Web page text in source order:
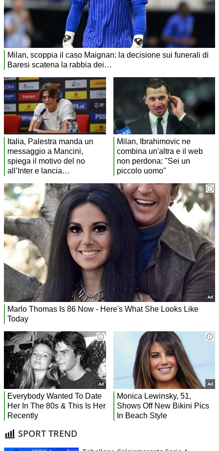
SPORT TREND